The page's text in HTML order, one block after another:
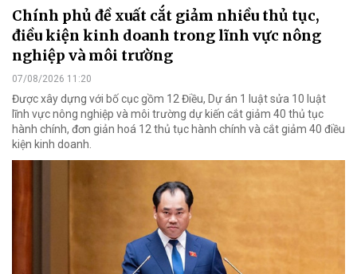
Chính phủ đề xuất cắt giảm nhiều thủ tục,
điều kiện kinh doanh trong lĩnh vực nông
nghiệp và môi trường
07/08/2026 11:20
Được xây dựng với bố cục gồm 12 Điều, Dự án 1 luật sửa 10 luật
lĩnh vực nông nghiệp và môi trường dự kiến cắt giảm 40 thủ tục
hành chính, đơn giản hoá 12 thủ tục hành chính và cắt giảm 40 điều
kiện kinh doanh.